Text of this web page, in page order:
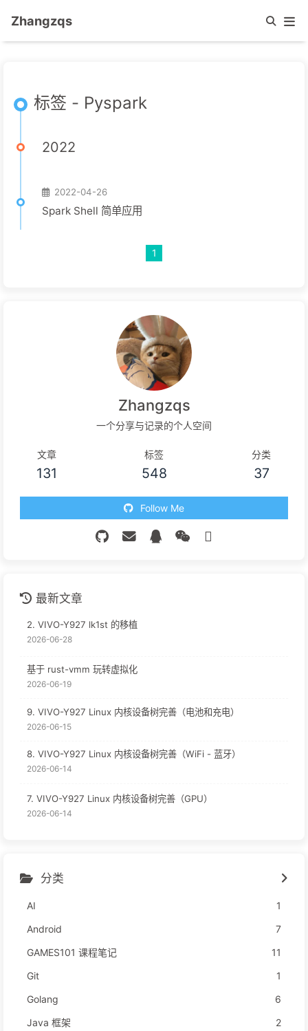
Zhangzqs
标签 - Pyspark
2022
2022-04-26
Spark Shell 简单应用
1
Zhangzqs
一个分享与记录的个人空间
文章
131
标签
548
分类
37
Follow Me
最新文章
2. VIVO-Y927 lk1st 的移植
2026-06-28
基于 rust-vmm 玩转虚拟化
2026-06-19
9. VIVO-Y927 Linux 内核设备树完善（电池和充电）
2026-06-15
8. VIVO-Y927 Linux 内核设备树完善（WiFi - 蓝牙）
2026-06-14
7. VIVO-Y927 Linux 内核设备树完善（GPU）
2026-06-14
分类
AI
1
Android
7
GAMES101 课程笔记
11
Git
1
Golang
6
Java 框架
2